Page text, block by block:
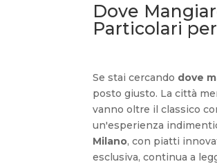
Dove
Particolari
Se stai cercando dove
posto giusto. La città
vanno oltre il classico
un'esperienza
Milano, con piatti
esclusiva, continua a